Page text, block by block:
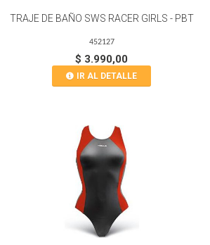
TRAJE DE BAÑO SWS RACER GIRLS - PBT
452127
$ 3.990,00
IR AL DETALLE